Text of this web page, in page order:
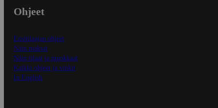
Ohjeet
Ensitilaajan ohjeet
Näin maksat
Näin tilaat ja muokkaat
Kaikki ohjeet ja vinkit
In English